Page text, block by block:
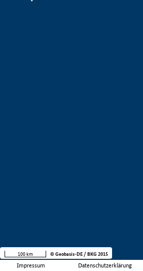
Impressum Datenschutzerklärung
100 km © Geobasis-DE / BKG 2015